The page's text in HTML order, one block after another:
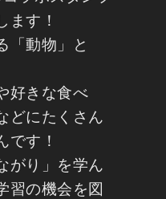
ます！
「動物」と
好きな食べ
どにたくさん
です！
がり」を学ん
習の機会を図